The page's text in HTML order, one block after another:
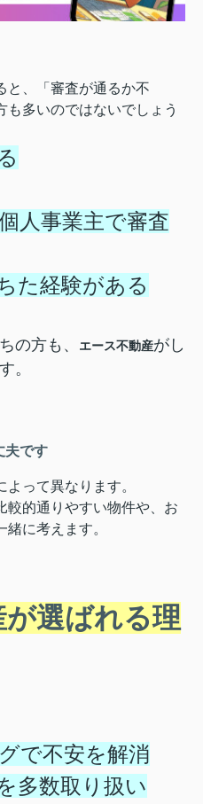
と、「審査が通るか不
多いのではないでしょう
人事業主で審査
た経験がある
の方も、 エース不動産がし
。
夫です
って異なります。
較的通りやすい物件や、お
に考えます。
選ばれる理
で不安を解消
多数取り扱い